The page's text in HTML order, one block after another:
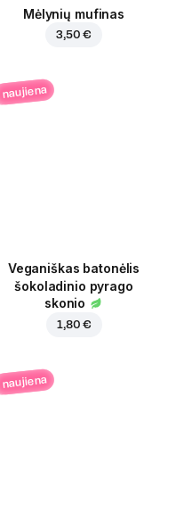
Mėlynių mufinas
3,50 €
naujiena
Veganiškas batonėlis
šokoladinio pyrago
skonio
1,80 €
naujiena